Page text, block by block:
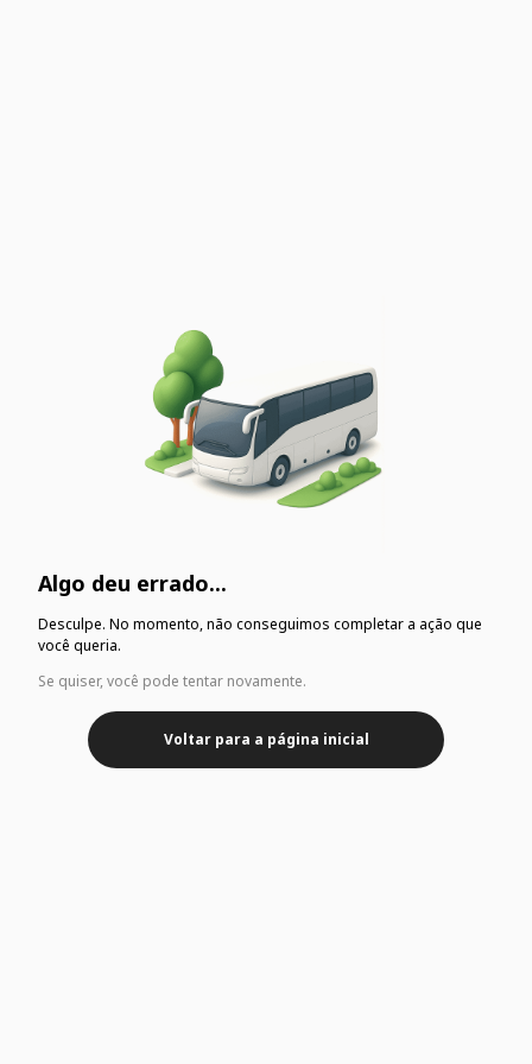
Algo deu errado...
Desculpe. No momento, não conseguimos completar a ação que
você queria.
Se quiser, você pode tentar novamente.
Voltar para a página inicial